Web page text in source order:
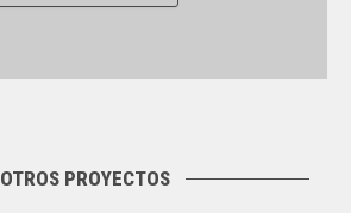
OTROS PROYECTOS